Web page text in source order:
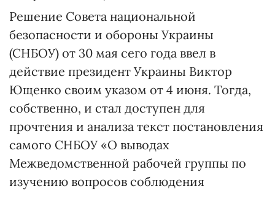
Решение Совета национальной
безопасности и обороны Украины
(СНБОУ) от 30 мая сего года ввел в
действие президент Украины Виктор
Ющенко своим указом от 4 июня. Тогда,
собственно, и стал доступен для
прочтения и анализа текст постановления
самого СНБОУ «О выводах
Межведомственной рабочей группы по
изучению вопросов соблюдения